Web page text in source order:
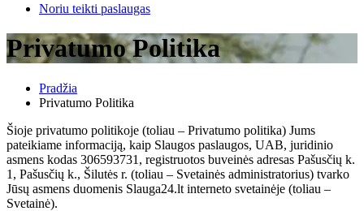
Noriu teikti paslaugas
Privatumo Politika
Pradžia
Privatumo Politika
Šioje privatumo politikoje (toliau – Privatumo politika) Jums
pateikiame informaciją, kaip Slaugos paslaugos, UAB, juridinio
asmens kodas 306593731, registruotos buveinės adresas Pašusčių k.
1, Pašusčių k., Šilutės r. (toliau – Svetainės administratorius) tvarko
Jūsų asmens duomenis Slauga24.lt interneto svetainėje (toliau –
Svetainė).